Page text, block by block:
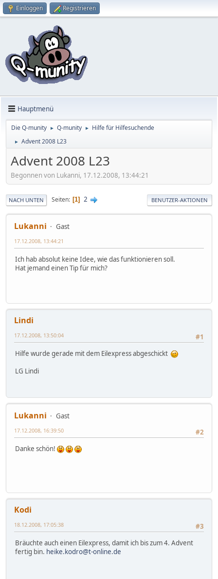
Einloggen Registrieren
Hauptmenü
Die Q-munity ► Q-munity ► Hilfe für Hilfesuchende
► Advent 2008 L23
Advent 2008 L23
Begonnen von Lukanni, 17.12.2008, 13:44:21
NACH UNTEN Seiten 1 2 BENUTZER-AKTIONEN
Lukanni Gast
17.12.2008, 13:44:21
Ich hab absolut keine Idee, wie das funktionieren soll.
Hat jemand einen Tip für mich?
Lindi
#1
17.12.2008, 13:50:04
Hilfe wurde gerade mit dem Eilexpress abgeschickt
LG Lindi
Lukanni
Gast
#2
17.12.2008, 16:39:50
Danke schön!
Kodi
#3
18.12.2008, 17:05:38
Bräuchte auch einen Eilexpress, damit ich bis zum 4. Advent
fertig bin. heike.kodro@t-online.de